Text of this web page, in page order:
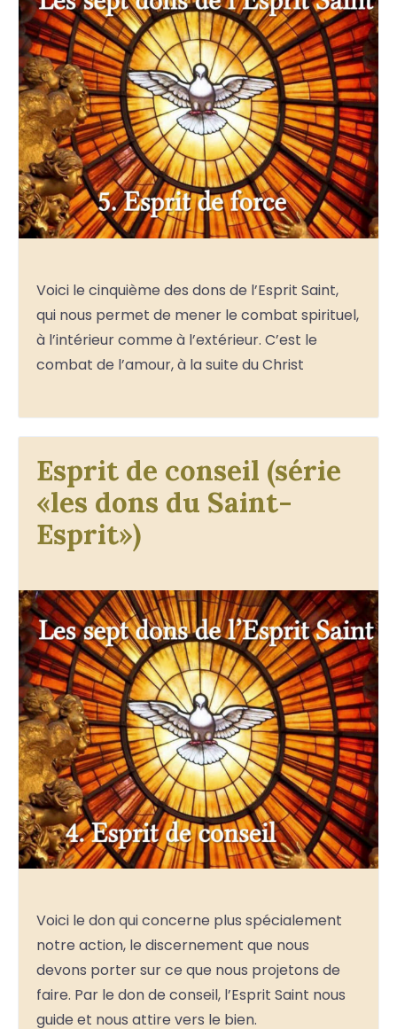
Voici le cinquième des dons de l’Esprit Saint,
qui nous permet de mener le combat spirituel,
à l’intérieur comme à l’extérieur. C’est le
combat de l’amour, à la suite du Christ
Esprit de conseil (série
«les dons du Saint-
Esprit»)
Voici le don qui concerne plus spécialement
notre action, le discernement que nous
devons porter sur ce que nous projetons de
faire. Par le don de conseil, l’Esprit Saint nous
guide et nous attire vers le bien.